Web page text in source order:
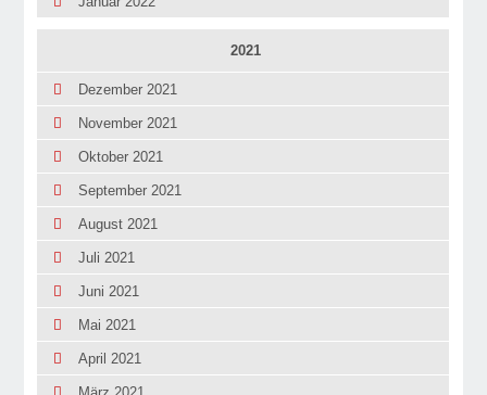
2021
Dezember 2021
November 2021
Oktober 2021
September 2021
August 2021
Juli 2021
Juni 2021
Mai 2021
April 2021